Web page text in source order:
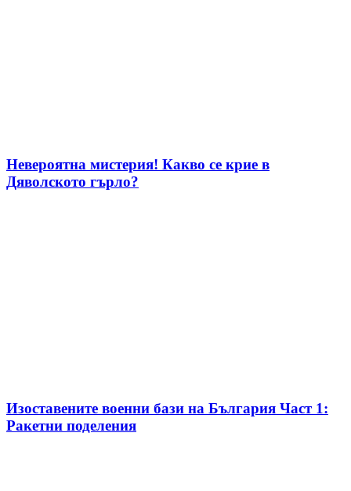
Невероятна мистерия! Какво се крие в
Дяволското гърло?
Изоставените военни бази на България Част 1:
Ракетни поделения